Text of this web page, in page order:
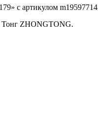
с артикулом m19597714
ZHONGTONG.